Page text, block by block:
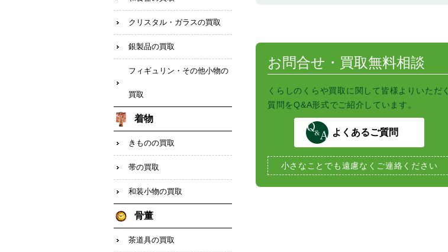
お問合せ・買取無料相談
くらしのくらや買取に関して皆様よりいただく
質問をQ&A形式でご紹介しています。
よくあるご質問
小さなことでも遠慮なくご連絡ください
クリスタル・ガラスの買取
銀製品の買取
フィギュリン・その他小物の
買取
着物
きものの買取
帯の買取
和装小物の買取
骨董
茶道具の買取